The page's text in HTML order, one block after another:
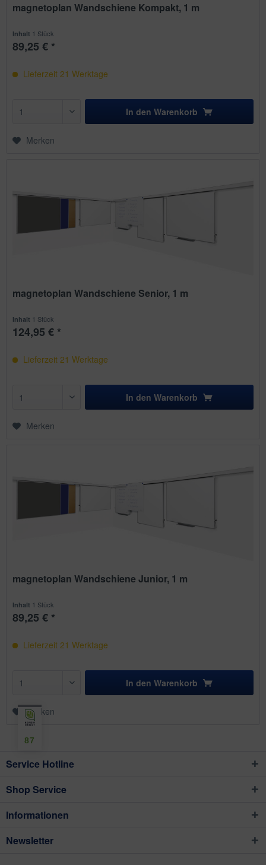
magnetoplan Wandschiene Kompakt, 1 m
Inhalt 1 Stück
89,25 € *
Lieferzeit21 Werktage
In den Warenkorb
Merken
magnetoplan Wandschiene Senior, 1 m
Inhalt 1 Stück
124,95 € *
Lieferzeit21 Werktage
In den Warenkorb
Merken
magnetoplan Wandschiene Junior, 1 m
Inhalt 1 Stück
89,25 € *
Lieferzeit 21 Werktage
In den Warenkorb
Merken
Service Hotline
Shop Service
Informationen
Newsletter
87